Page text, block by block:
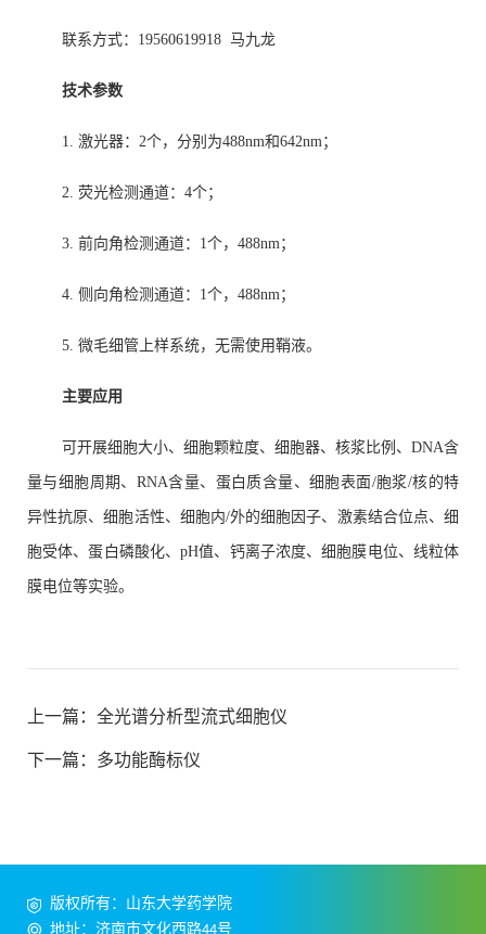
联系方式：19560619918 马九龙
技术参数
1. 激光器： 2个，分别为488nm和642nm；
2. 荧光检测通道： 4个；
3. 前向角检测通道： 1个，488nm；
4. 侧向角检测通道： 1个，488nm；
5. 微毛细管上样系统，无需使用鞘液。
主要应用
可开展细胞大小、细胞颗粒度、细胞器、核浆比例、 DNA含
量与细胞周期 、 RNA含量、 蛋白质含量、细胞表面/胞浆/核的特
异性抗原、细胞活性、细胞内/外的细胞因子、 激素结合位点、细
胞受体、蛋白磷酸化、pH值、钙离子浓度、细胞膜电位、线粒体
膜电位等实验。
上一篇： 全光谱分析型流式细胞仪
下一篇： 多功能酶标仪
版权所有：山东大学药学院
地址：济南市文化西路44号